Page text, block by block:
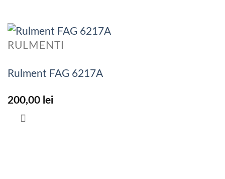
RULMENTI
Rulment FAG 6217A
200,00 lei